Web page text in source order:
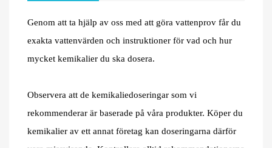
Genom att ta hjälp av oss med att göra vattenprov får du
exakta vattenvärden och instruktioner för vad och hur
mycket kemikalier du ska dosera.
Observera att de kemikaliedoseringar som vi
rekommenderar är baserade på våra produkter. Köper du
kemikalier av ett annat företag kan doseringarna därför